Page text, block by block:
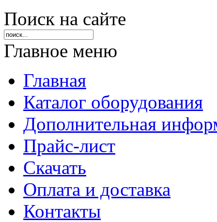
Поиск на сайте
Главное меню
Главная
Каталог оборудования
Дополнительная
Прайс-лист
Скачать
Оплата и доставка
Контакты